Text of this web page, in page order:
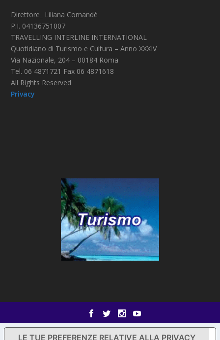
Direttore_ Liliana Comandè
P.I. 04136751007
TRAVELLING INTERLINE INTERNATIONAL
Quotidiano di Turismo e Cultura – Anno XXXIV
Via Nazionale, 204 – 00184 Roma
Tel. 06 4871721 Fax 06 4871618
All Rights Reserved
Privacy
LE TUE PREFERENZE RELATIVE ALLA PRIVACY